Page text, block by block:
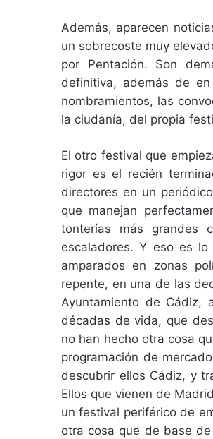
Además, aparecen
un sobrecoste muy
por Pentación. Son
definitiva, además de
nombramientos, las
la ciudanía, del propia
El otro festival que
rigor es el recién
directores en un
que manejan
tonterías más grandes
escaladores. Y eso es
amparados en zonas
repente, en una de las
Ayuntamiento de Cádiz,
décadas de vida, que
no han hecho otra cosa
programación de
descubrir ellos Cádiz, y
Ellos que vienen de
un festival periférico de
otra cosa que de base